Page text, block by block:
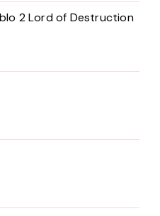
2 Lord of Destruction